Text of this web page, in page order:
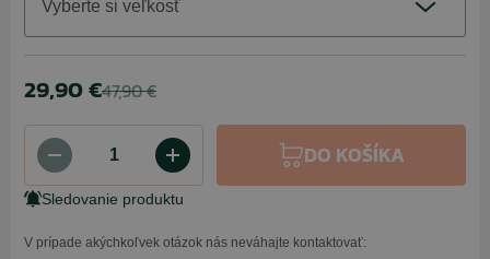
Vyberte si veľkosť
29,90 €47,90 €
DO KOŠÍKA
Sledovanie produktu
V prípade akýchkoľvek otázok nás neváhajte kontaktovať: